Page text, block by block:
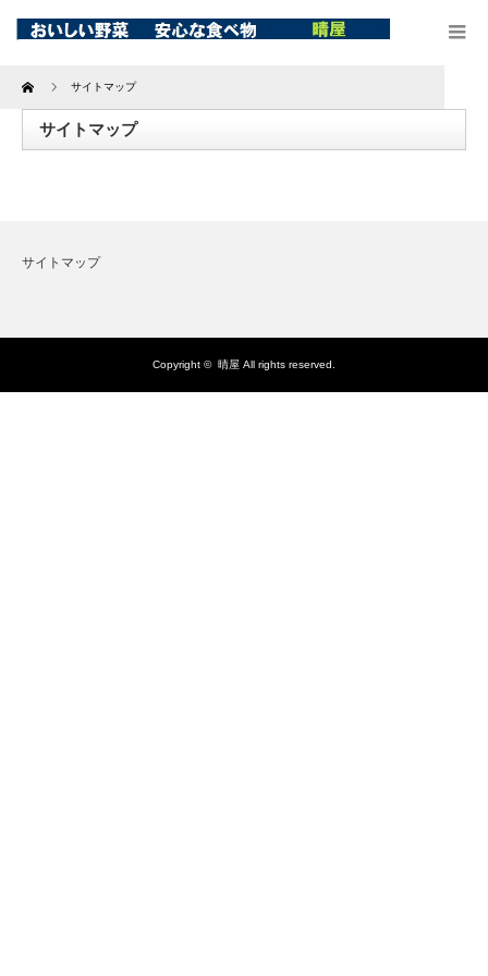
Home サイトマップ
サイトマップ
サイトマップ
Copyright © 晴屋 All rights reserved.